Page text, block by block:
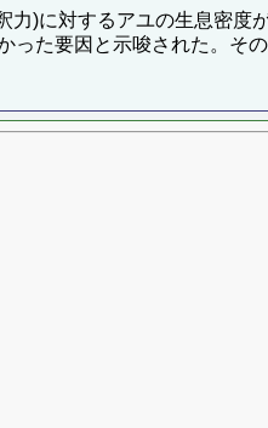
)に対するアユの生息密
た要因と示唆された。そ